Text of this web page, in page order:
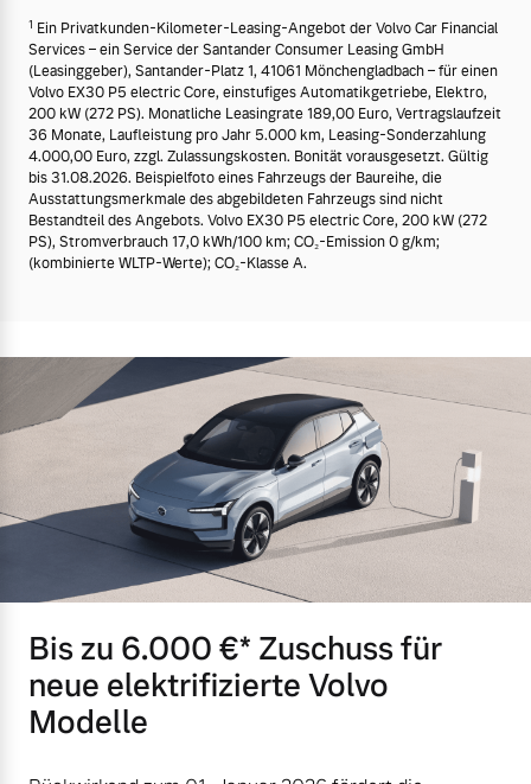
1 Ein Privatkunden-Kilometer-Leasing-Angebot der Volvo Car Financial
Services – ein Service der Santander Consumer Leasing GmbH
(Leasinggeber), Santander-Platz 1, 41061 Mönchengladbach – für einen
Volvo EX30 P5 electric Core, einstufiges Automatikgetriebe, Elektro,
200 kW (272 PS). Monatliche Leasingrate 189,00 Euro, Vertragslaufzeit
36 Monate, Laufleistung pro Jahr 5.000 km, Leasing-Sonderzahlung
4.000,00 Euro, zzgl. Zulassungskosten. Bonität vorausgesetzt. Gültig
bis 31.08.2026. Beispielfoto eines Fahrzeugs der Baureihe, die
Ausstattungsmerkmale des abgebildeten Fahrzeugs sind nicht
Bestandteil des Angebots. Volvo EX30 P5 electric Core, 200 kW (272
PS), Stromverbrauch 17,0 kWh/100 km; CO₂-Emission 0 g/km;
(kombinierte WLTP-Werte); CO₂-Klasse A.
Bis zu 6.000 €⁠* Zuschuss für
neue elektrifizierte Volvo
Modelle